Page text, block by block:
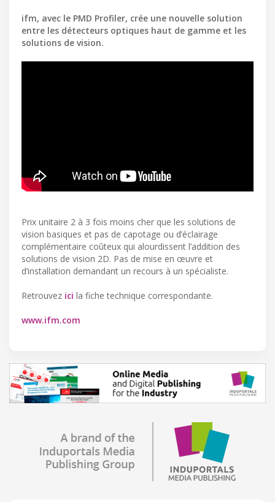
ifm, avec le PMD Profiler, crée une nouvelle solution
entre les détecteurs optiques haut de gamme et les
solutions de vision.
Prix unitaire 2 à 3 fois moins cher que les solutions de
vision basiques et pas de capotage ou d’éclairage
complémentaire coûteux qui alourdissent l’addition des
solutions de vision 2D. Pas de mise en œuvre et
d’installation demandant un recours à un spécialiste.
Retrouvez ici la fiche technique correspondante.
www.ifm.com